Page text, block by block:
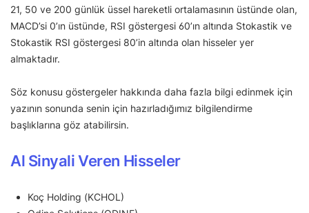
21, 50 ve 200 günlük üssel hareketli ortalamasının üstünde olan,
MACD’si 0’ın üstünde, RSI göstergesi 60’ın altında Stokastik ve
Stokastik RSI göstergesi 80’in altında olan hisseler yer
almaktadır.
Söz konusu göstergeler hakkında daha fazla bilgi edinmek için
yazının sonunda senin için hazırladığımız bilgilendirme
başlıklarına göz atabilirsin.
Al Sinyali Veren Hisseler
Koç Holding (KCHOL)